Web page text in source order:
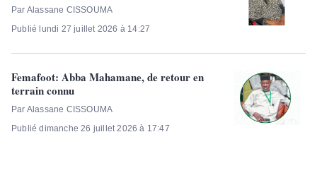
Par Alassane CISSOUMA
Publié lundi 27 juillet 2026 à 14:27
Femafoot: Abba Mahamane, de retour en
terrain connu
Par Alassane CISSOUMA
Publié dimanche 26 juillet 2026 à 17:47